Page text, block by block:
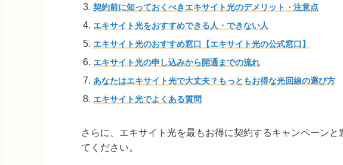
契約前に知っておくべきエキサイト光のデメリット・注意点
エキサイト光をおすすめできる人・できない人
エキサイト光のおすすめ窓口【エキサイト光の公式窓口】
エキサイト光の申し込みから開通までの流れ
あなたはエキサイト光で大丈夫？もっともお得な光回線の選び方
エキサイト光でよくある質問
さらに、エキサイト光を最もお得に契約するキャンペーン
てください。